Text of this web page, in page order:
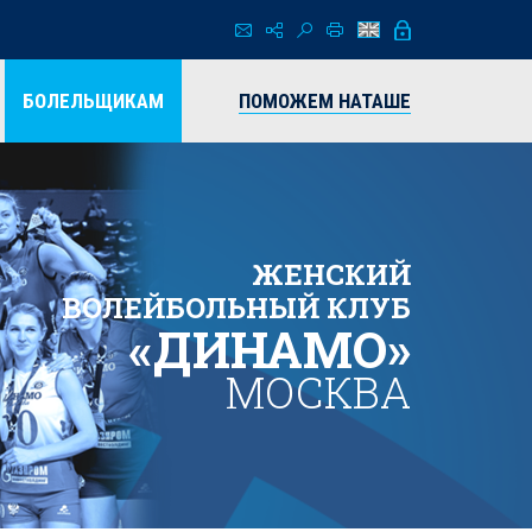
БОЛЕЛЬЩИКАМ ПОМОЖЕМ НАТАШЕ
ЖЕНСКИЙ
ВОЛЕЙБОЛЬНЫЙ КЛУБ
«ДИНАМО»
МОСКВА